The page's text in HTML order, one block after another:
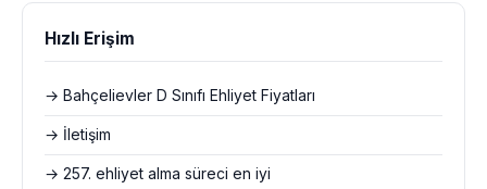
Hızlı Erişim
→ Bahçelievler D Sınıfı Ehliyet Fiyatları
→ İletişim
→ 257. ehliyet alma süreci en iyi